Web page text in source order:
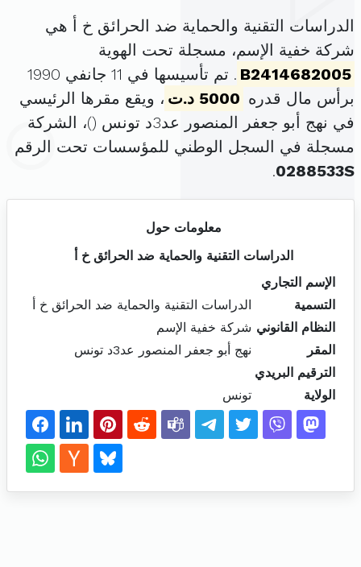
الدراسات التقنية والحماية ضد الحرائق خ أ هي
شركة خفية الإسم، مسجلة تحت الهوية
B2414682005
. تم تأسيسها في 11 جانفي 1990
برأس مال قدره 5000 د.ت
، ويقع مقرها الرئيسي
في نهج أبو جعفر المنصور عد3د تونس (
)، الشركة
مسجلة في السجل الوطني للمؤسسات تحت الرقم
0288533S
.
معلومات حول
الدراسات التقنية والحماية ضد الحرائق خ أ
الإسم التجاري
التسمية
الدراسات التقنية والحماية ضد الحرائق خ أ
النظام القانوني شركة خفية الإسم
المقر
نهج أبو جعفر المنصور عد3د تونس
الترقيم البريدي
الولاية
تونس